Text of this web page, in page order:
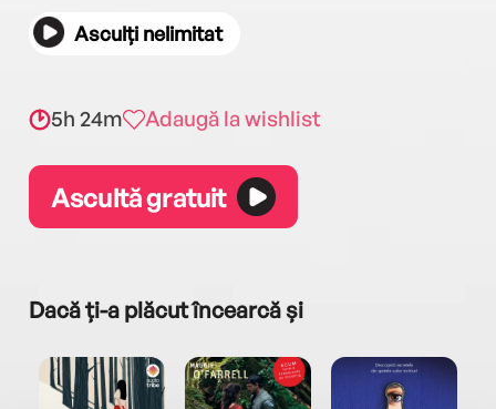
Asculți nelimitat
5h 24m Adaugă la wishlist
Ascultă gratuit
Dacă ți-a plăcut încearcă și